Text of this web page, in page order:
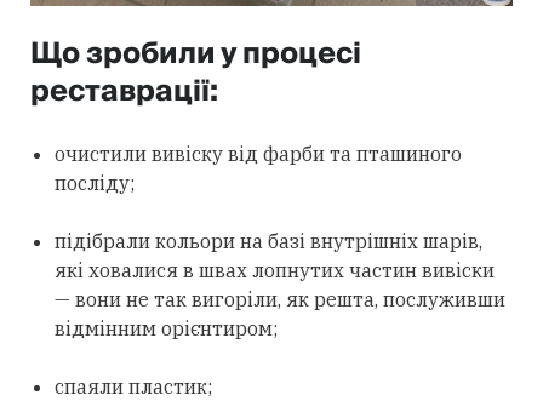
Що зробили у процесі
реставрації:
очистили вивіску від фарби та пташиного
посліду;
підібрали кольори на базі внутрішніх шарів,
які ховалися в швах лопнутих частин вивіски
— вони не так вигоріли, як решта, послуживши
відмінним орієнтиром;
спаяли пластик;